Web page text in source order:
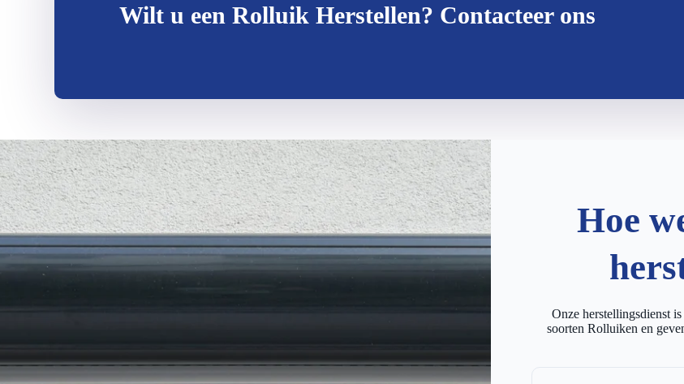
Wilt u een Rolluik Herstellen? Contacteer ons
Hoe
Onze herstellingsdienst
soorten Rolluiken en